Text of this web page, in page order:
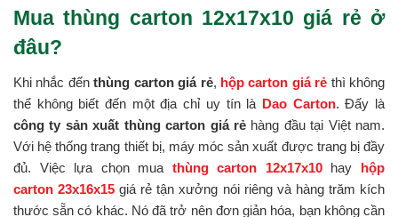
Mua thùng carton 12x17x10 giá rẻ ở
đâu?
Khi nhắc đếnthùng carton giá rẻ, hộp carton giá rẻ thì không
thể không biết đến một địa chỉ uy tín là Dao Carton. Đấy là
công ty sản xuất thùng carton giá rẻhàng đầu tại Việt nam.
Với hệ thống trang thiết bị, máy móc sản xuất được trang bị đầy
đủ. Việc lựa chọn mua thùng carton 12x17x10hay hộp
carton 23x16x15 giá rẻ tận xưởng nói riêng và hàng trăm kích
thước sẵn có khác. Nó đã trở nên đơn giản hóa, bạn không cần